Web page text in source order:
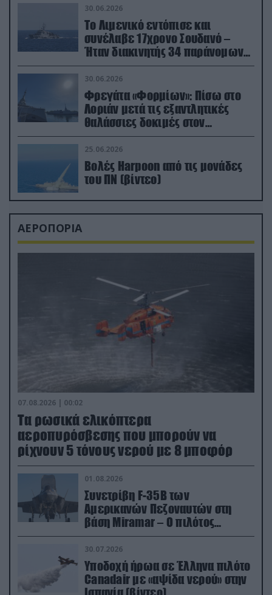
30.06.2026
Το Λιμενικό εντόπισε και
συνέλαβε 17χρονο Σουδανό –
Ήταν διακινητής 34 παράνομων
μεταναστών
30.06.2026
Φρεγάτα «Φορμίων»: Πίσω στο
Λοριάν μετά τις εξαντλητικές
θαλάσσιες δοκιμές στον
απαιτητικό Βισκαϊκό
25.06.2026
Βολές Harpoon από τις μονάδες
του ΠΝ (βίντεο)
ΑΕΡΟΠΟΡΙΑ
07.08.2026 | 00:02
Τα ρωσικά ελικόπτερα
αεροπυρόσβεσης που μπορούν να
ρίχνουν 5 τόνους νερού με 8 μποφόρ
01.08.2026
Συνετρίβη F-35B των
Αμερικανών Πεζοναυτών στη
βάση Miramar – Ο πιλότος
εκτινάχθηκε εγκαίρως
30.07.2026
Υποδοχή ήρωα σε Έλληνα πιλότο
Canadair με «αψίδα νερού» στην